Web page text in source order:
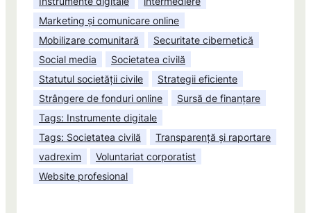
Marketing și comunicare online
Mobilizare comunitară
Securitate cibernetică
Social media
Societatea civilă
Statutul societății civile
Strategii eficiente
Strângere de fonduri online
Sursă de finanțare
Tags: Instrumente digitale
Tags: Societatea civilă
Transparență și raportare
vadrexim
Voluntariat corporatist
Website profesional